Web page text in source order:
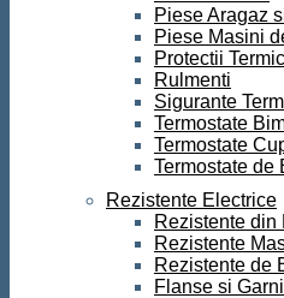
Piese Aragaz
Piese Masini
Protectii
Rulmenti
Sigurante
Termostate
Termostate
Termostate de
Rezistente Electrice
Rezistente din
Rezistente
Rezistente de
Flanse si